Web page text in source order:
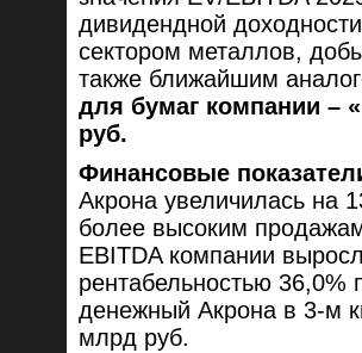
дивидендной
сектором металлов,
также ближайшим
для бумаг компании –
руб.
Финансовые
Акрона увеличилась на
более высоким
EBITDA компании
рентабельностью
денежный Акрона в 3-м
млрд руб.